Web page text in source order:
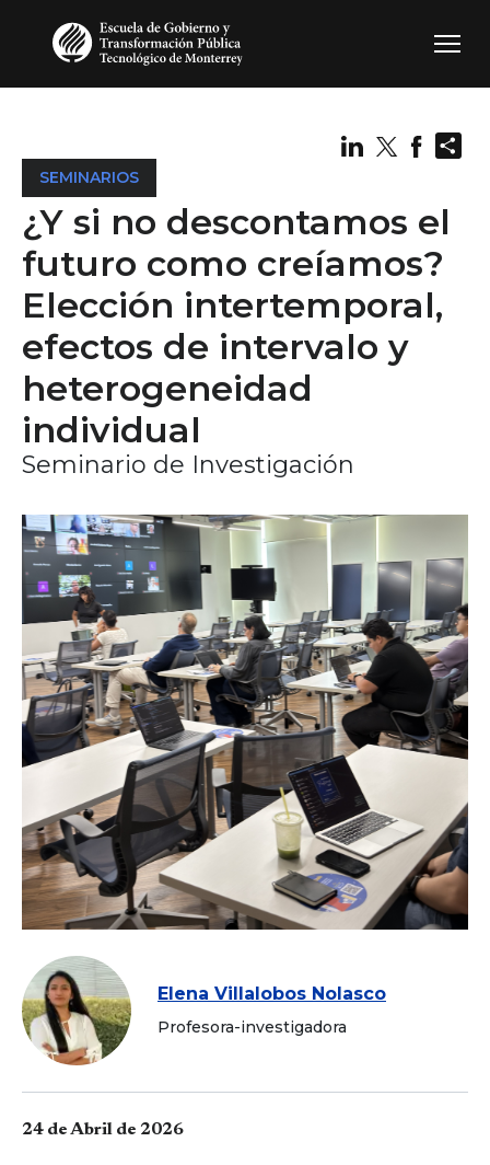
SEMINARIOS
¿Y si no descontamos el
futuro como creíamos?
Elección intertemporal,
efectos de intervalo y
heterogeneidad
individual
Seminario de Investigación
Elena Villalobos Nolasco
Profesora-investigadora
24 de Abril de 2026